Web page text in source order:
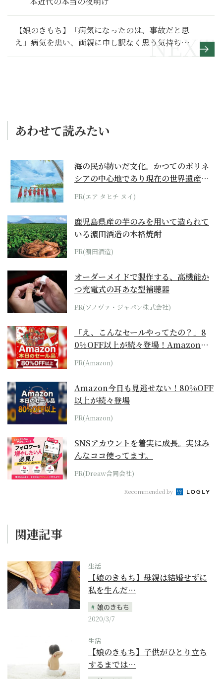
【娘のきもち】「病気になったのは、事故だと思
え」病気を患い、両親に申し訳なく思う気持ちを
父親は救ってくれた～その2～
あわせて読みたい
海の民が紡いだ文化。かつてのポリネ
シアの中心地であり現在の世界遺産か
らみえてくる...
PR(エア タヒチ ヌイ)
鹿児島県産の芋のみを用いて造られて
いる濵田酒造の本格焼酎
PR(濵田酒造)
オーダーメイドで製作する、高機能か
つ充電式の耳あな型補聴器
PR(ソノヴァ・ジャパン株式会社)
「え、こんなセールやってたの？」8
0％OFF以上が続々登場！Amazonの
本気が...
PR(Amazon)
Amazon今日も見逃せない！80%OFF
以上が続々登場
PR(Amazon)
SNSアカウントを着実に成長。実はみ
んなココ使ってます。
PR(Dreaw合同会社)
Recommended by
関連記事
生活
【娘のきもち】母親は結婚せずに
私を生んだ…
娘のきもち
2020/3/7
生活
【娘のきもち】子供がひとり立ち
するまでは…